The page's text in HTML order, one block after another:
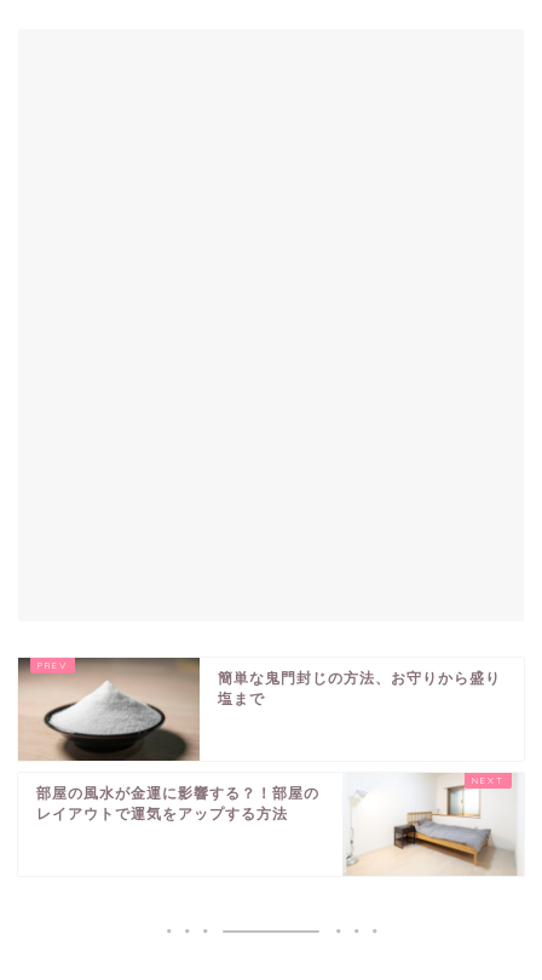
簡単な鬼門封じの方法、お守りから盛り
塩まで
部屋の風水が金運に影響する？！部屋の
レイアウトで運気をアップする方法